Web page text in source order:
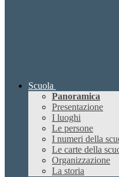
Scuola
Panoramica
Presentazione
I luoghi
Le persone
I numeri della
Le carte della
Organizzazione
La storia